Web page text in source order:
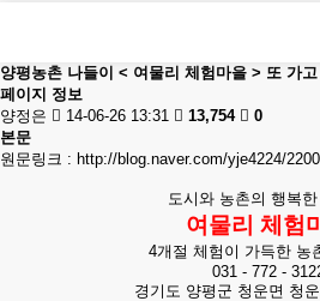
양평농촌 나들이 < 여물리 체험마을 > 또 가
페이지 정보
양정은
14-06-26 13:31 13,754
0
본문
원문링크 : http://blog.naver.com/yje4224/
도시와 농촌의 행복
여물리 체험
4개절 체험이 가득한 농
031 - 772 -
경기도 양평군 청운면 청